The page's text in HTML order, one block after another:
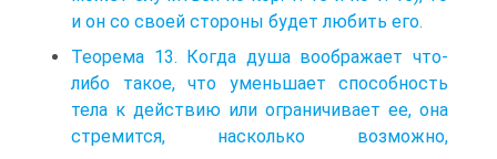
и он со своей стороны будет любить его.
Теорема 13. Когда душа воображает что-
либо такое, что уменьшает способность
тела к действию или ограничивает ее, она
стремится, насколько возможно,